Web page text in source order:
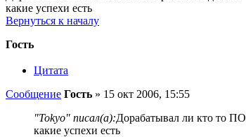
какие успехи есть
Вернуться к началу
Гость
Цитата
Сообщение Гость » 15 окт 2006, 15:55
"Tokyo" писал(а):Дорабатывал ли кто то ПО
какие успехи есть